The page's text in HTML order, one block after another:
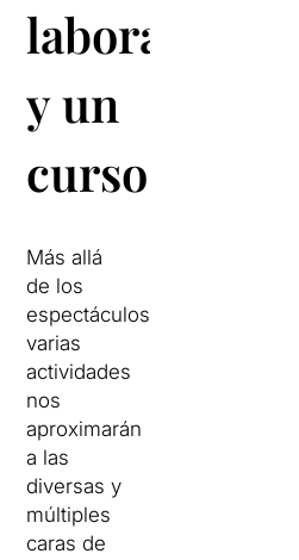
laboratorio
y un
curso
Más allá
de los
espectáculos,
varias
actividades
nos
aproximarán
a las
diversas y
múltiples
caras de